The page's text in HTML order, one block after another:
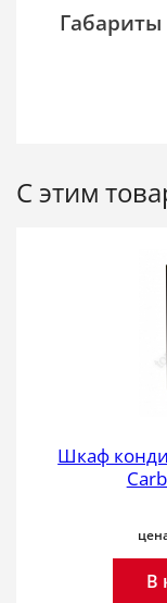
Габариты
С этим
Шкаф
В